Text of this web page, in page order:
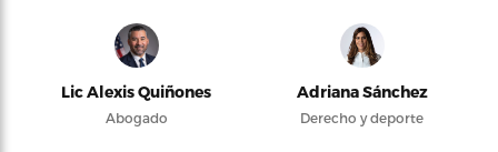
Lic Alexis Quiñones
Abogado
Adriana Sánchez
Derecho y deporte